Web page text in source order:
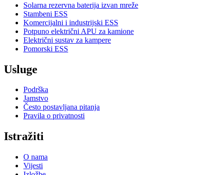
Solarna rezervna baterija izvan mreže
Stambeni ESS
Komercijalni i industrijski ESS
Potpuno električni APU za kamione
Električni sustav za kampere
Pomorski ESS
Usluge
Podrška
Jamstvo
Često postavljana pitanja
Pravila o privatnosti
Istražiti
O nama
Vijesti